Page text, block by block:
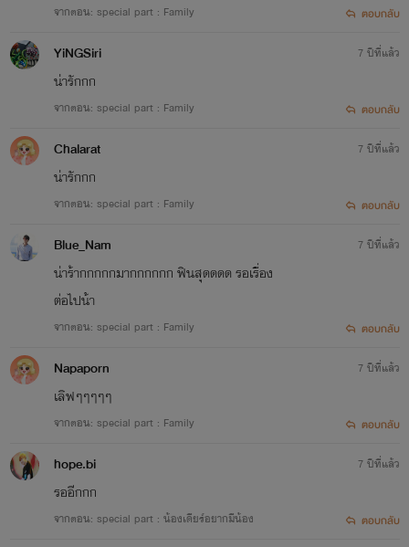
จากตอน: special part : Family ตอบกลับ
YiNGSiri
น่ารักกก
จากตอน: special part : Family
7 ปีที่แล้ว
ตอบกลับ
Chalarat
น่ารักกก
จากตอน: special part : Family
7 ปีที่แล้ว
ตอบกลับ
Blue_Nam
น่าร้ากกกกกมากกกกกก ฟินสุดดดด รอเรื่อง
ต่อไปน้า
จากตอน: special part : Family
7 ปีที่แล้ว
ตอบกลับ
Napaporn
เลิฟๆๆๆๆๆ
จากตอน: special part : Family
7 ปีที่แล้ว
ตอบกลับ
hope.bi
รออีกกก
จากตอน: special part : น้องเดียร์อยากมีน้อง
7 ปีที่แล้ว
ตอบกลับ